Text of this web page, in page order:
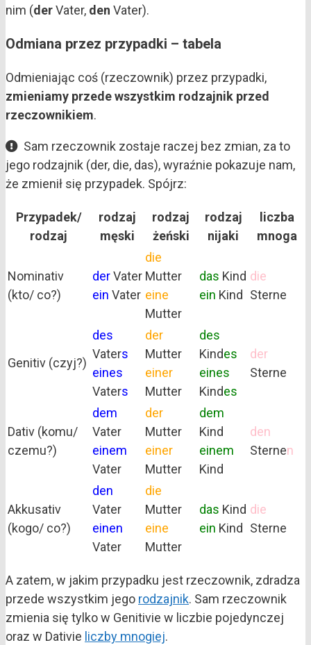
nim (derVater, den Vater).
Odmiana przez przypadki – tabela
Odmieniając coś (rzeczownik) przez przypadki,
zmieniamy przede wszystkim rodzajnik przed
rzeczownikiem.
Sam rzeczownik zostaje raczej bez zmian, za to
jego rodzajnik (der, die, das), wyraźnie pokazuje nam,
że zmienił się przypadek. Spójrz:
Przypadek/
rodzaj
rodzaj
męski
rodzaj
żeński
rodzaj
nijaki
liczba
mnoga
Nominativ
(kto/ co?)
derVater
ein Vater
die
Mutter
eine
Mutter
das Kind
ein Kind
die
Sterne
Genitiv (czyj?)
des
Vaters
eines
Vaters
der
Mutter
einer
Mutter
des
Kindes
eines
Kindes
der
Sterne
Dativ (komu/
czemu?)
dem
Vater
einem
Vater
der
Mutter
einer
Mutter
dem
Kind
einem
Kind
den
Sternen
Akkusativ
(kogo/ co?)
den
Vater
einen
Vater
die
Mutter
eine
Mutter
das Kind
ein Kind
die
Sterne
A zatem, w jakim przypadku jest rzeczownik, zdradza
przede wszystkim jego rodzajnik. Sam rzeczownik
zmienia się tylko w Genitivie w liczbie pojedynczej
oraz w Dativie liczby mnogiej.